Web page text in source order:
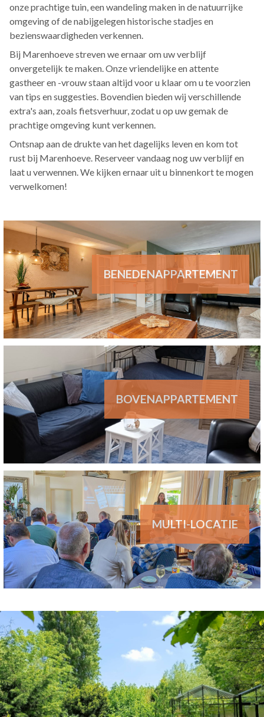
onze prachtige tuin, een wandeling maken in de natuurrijke
omgeving of de nabijgelegen historische stadjes en
bezienswaardigheden verkennen.
Bij Marenhoeve streven we ernaar om uw verblijf
onvergetelijk te maken. Onze vriendelijke en attente
gastheer en -vrouw staan altijd voor u klaar om u te voorzien
van tips en suggesties. Bovendien bieden wij verschillende
extra's aan, zoals fietsverhuur, zodat u op uw gemak de
prachtige omgeving kunt verkennen.
Ontsnap aan de drukte van het dagelijks leven en kom tot
rust bij Marenhoeve. Reserveer vandaag nog uw verblijf en
laat u verwennen. We kijken ernaar uit u binnenkort te mogen
verwelkomen!
BENEDENAPPARTEMENT
BOVENAPPARTEMENT
MULTI-LOCATIE